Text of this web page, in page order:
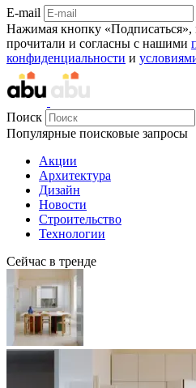
E-mail
Нажимая кнопку «Подписаться»,
прочитали и согласны с нашими
конфиденциальности и
Поиск
Популярные поисковые запросы
Акции
Архитектура
Дизайн
Новости
Строительство
Технологии
Сейчас в тренде